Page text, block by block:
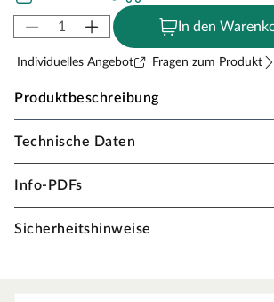
In den
Individuelles Angebot Fragen zum Produkt
Produktbeschreibung
KARIBU Sauna Zubehörset Classic 6-
Schöpfkelle
Baderegeltafel Sauna
Technische Daten
Info-PDFs
Sicherheitshinweise